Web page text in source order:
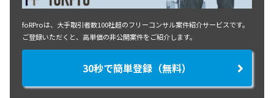
foRProは、大手取引者数100社超のフリーコンサル案件紹介サービスです。
ご登録いただくと、高単価の非公開案件をご紹介します。
30秒で簡単登録（無料）